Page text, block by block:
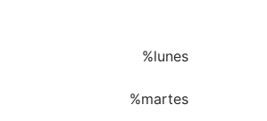
%lunes
%martes